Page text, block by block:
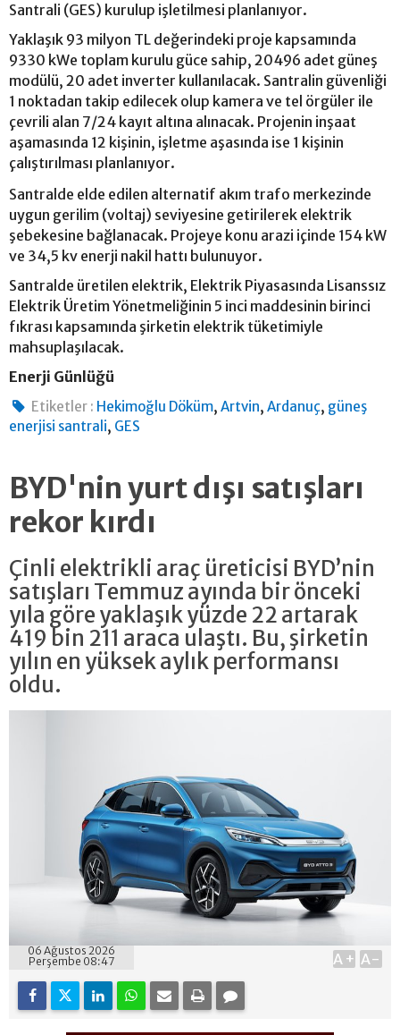
Santrali (GES) kurulup işletilmesi planlanıyor.
Yaklaşık 93 milyon TL değerindeki proje kapsamında
9330 kWe toplam kurulu güce sahip, 20496 adet güneş
modülü, 20 adet inverter kullanılacak. Santralin güvenliği
1 noktadan takip edilecek olup kamera ve tel örgüler ile
çevrili alan 7/24 kayıt altına alınacak. Projenin inşaat
aşamasında 12 kişinin, işletme aşasında ise 1 kişinin
çalıştırılması planlanıyor.
Santralde elde edilen alternatif akım trafo merkezinde
uygun gerilim (voltaj) seviyesine getirilerek elektrik
şebekesine bağlanacak. Projeye konu arazi içinde 154 kW
ve 34,5 kv enerji nakil hattı bulunuyor.
Santralde üretilen elektrik, Elektrik Piyasasında Lisanssız
Elektrik Üretim Yönetmeliğinin 5 inci maddesinin birinci
fıkrası kapsamında şirketin elektrik tüketimiyle
mahsuplaşılacak.
Enerji Günlüğü
Etiketler : Hekimoğlu Döküm,Artvin,Ardanuç, güneş
enerjisi santrali, GES
BYD'nin yurt dışı satışları
rekor kırdı
Çinli elektrikli araç üreticisi BYD’nin
satışları Temmuz ayında bir önceki
yıla göre yaklaşık yüzde 22 artarak
419 bin 211 araca ulaştı. Bu, şirketin
yılın en yüksek aylık performansı
oldu.
06 Ağustos 2026
Perşembe 08:47
A+ A-